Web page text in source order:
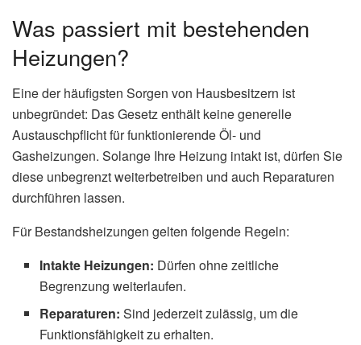
Was passiert mit bestehenden
Heizungen?
Eine der häufigsten Sorgen von Hausbesitzern ist
unbegründet: Das Gesetz enthält keine generelle
Austauschpflicht für funktionierende Öl- und
Gasheizungen. Solange Ihre Heizung intakt ist, dürfen Sie
diese unbegrenzt weiterbetreiben und auch Reparaturen
durchführen lassen.
Für Bestandsheizungen gelten folgende Regeln:
Intakte Heizungen: Dürfen ohne zeitliche
Begrenzung weiterlaufen.
Reparaturen: Sind jederzeit zulässig, um die
Funktionsfähigkeit zu erhalten.